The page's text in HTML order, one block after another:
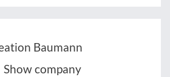
Baumann
Show company